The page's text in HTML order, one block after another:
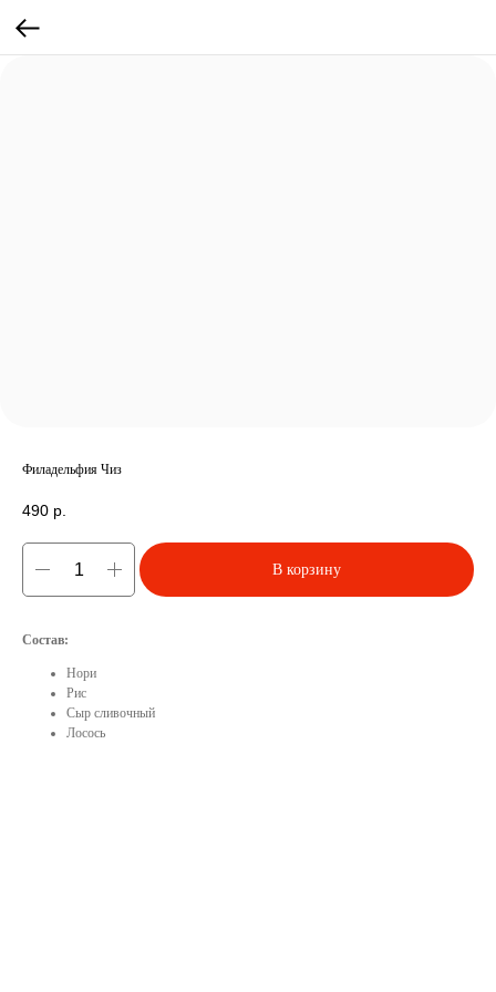
Филадельфия Чиз
490 р.
В корзину
Состав:
Нори
Рис
Сыр сливочный
Лосось